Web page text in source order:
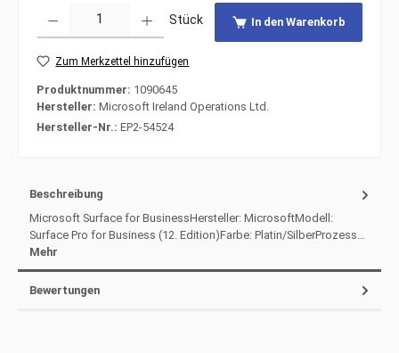
Stück In den Warenkorb
Zum Merkzettel hinzufügen
Produktnummer: 1090645
Hersteller: Microsoft Ireland Operations Ltd.
Hersteller-Nr.: EP2-54524
Beschreibung
Microsoft Surface for BusinessHersteller: MicrosoftModell:
Surface Pro for Business (12. Edition)Farbe: Platin/SilberProzess…
Mehr
Bewertungen